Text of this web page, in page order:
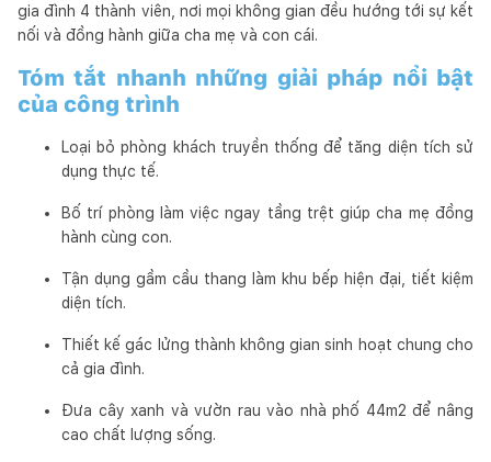
gia đình 4 thành viên, nơi mọi không gian đều hướng tới sự kết
nối và đồng hành giữa cha mẹ và con cái.
Tóm tắt nhanh những giải pháp nổi bật
của công trình
Loại bỏ phòng khách truyền thống để tăng diện tích sử
dụng thực tế.
Bố trí phòng làm việc ngay tầng trệt giúp cha mẹ đồng
hành cùng con.
Tận dụng gầm cầu thang làm khu bếp hiện đại, tiết kiệm
diện tích.
Thiết kế gác lửng thành không gian sinh hoạt chung cho
cả gia đình.
Đưa cây xanh và vườn rau vào nhà phố 44m2 để nâng
cao chất lượng sống.